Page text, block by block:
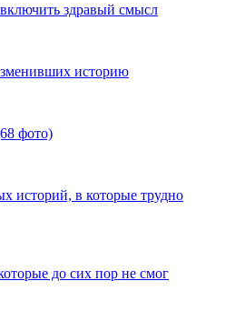
здравый смысл
историю
фото)
историй, в которые трудно
до сих пор не смог